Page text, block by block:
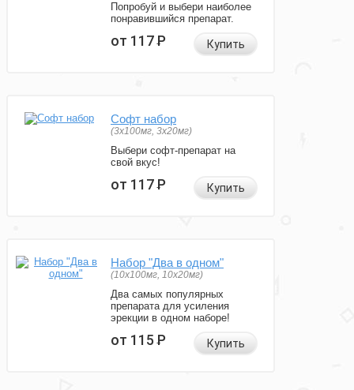
Попробуй и выбери наиболее
понравившийся препарат.
от 117Р Купить
Софт набор
(3x100мг, 3x20мг)
Выбери софт-препарат на
свой вкус!
от 117Р Купить
Набор "Два в одном"
(10x100мг, 10x20мг)
Два самых популярных
препарата для усиления
эрекции в одном наборе!
от 115Р Купить